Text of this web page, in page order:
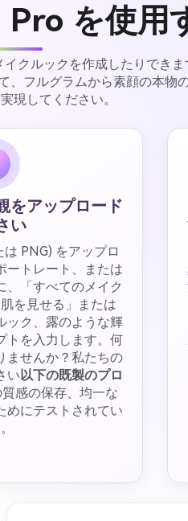
を使用
クルックを作成したりできま
フルグラムから素顔の本物
現してください。
をアップロード
い
PNG) をアップロ
ートレート、または
、「すべてのメイク
を見せる」または
ック、露のような輝
トを入力します。何
ませんか？私たちの
い以下の既製のプロ
感の保存、均一な
めにテストされてい